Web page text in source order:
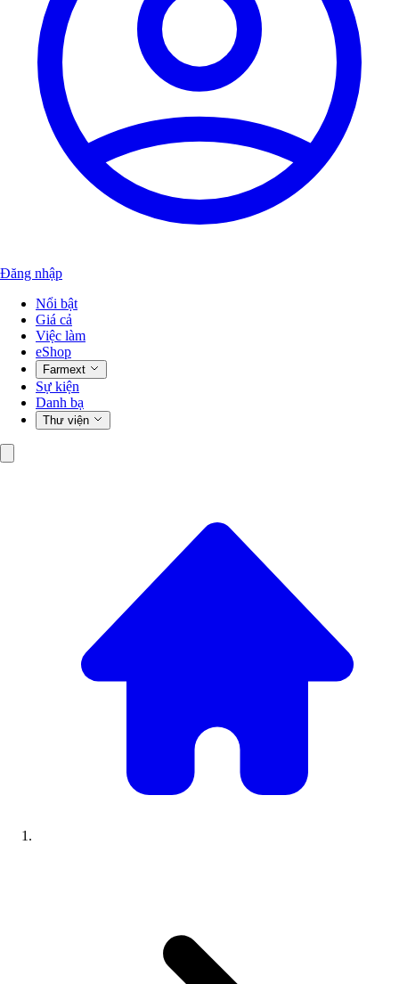
Đăng nhập
Nổi bật
Giá cả
Việc làm
eShop
Farmext
Sự kiện
Danh bạ
Thư viện